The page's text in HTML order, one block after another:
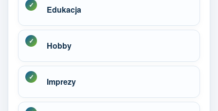
Edukacja
Hobby
Imprezy